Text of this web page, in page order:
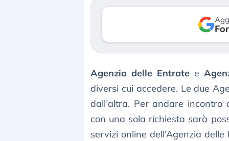
Agenzia delle Entrate e
diversi cui accedere. Le due
dall’altra. Per andare incontro
con una sola richiesta sarà
servizi online dell’Agenzia